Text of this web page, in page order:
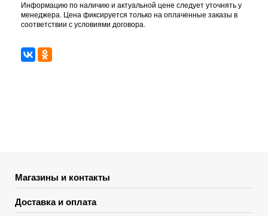
Информацию по наличию и актуальной цене следует уточнять у
менеджера. Цена фиксируется только на оплаченные заказы в
соответствии с условиями договора.
Магазины и контакты
Доставка и оплата